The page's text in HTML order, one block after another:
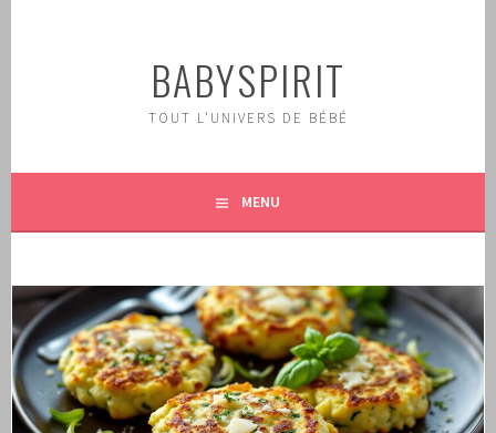
BABYSPIRIT
TOUT L'UNIVERS DE BÉBÉ
MENU